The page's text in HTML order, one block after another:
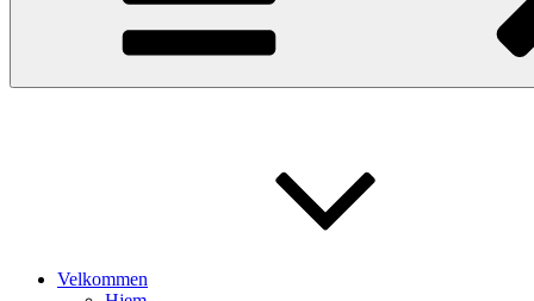
Velkommen